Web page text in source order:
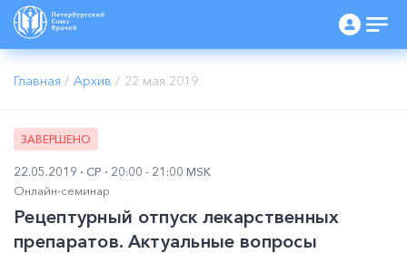
Главная / Архив / 22 мая 2019
ЗАВЕРШЕНО
22.05.2019 СР
20:00 - 21:00 MSK
Онлайн-семинар
Рецептурный отпуск лекарственных
препаратов. Актуальные вопросы